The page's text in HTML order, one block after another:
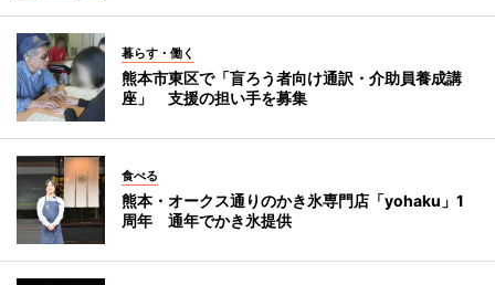
暮らす・働く
熊本市東区で「盲ろう者向け通訳・介助員養成講
座」 支援の担い手を募集
食べる
熊本・オークス通りのかき氷専門店「yohaku」1
周年 通年でかき氷提供